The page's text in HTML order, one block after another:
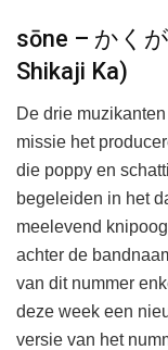
sōne – かく
Shikaji Ka)
De drie
missie het
die poppy en
begeleiden in het
meelevend
achter de
van dit nummer
deze week een
versie van het